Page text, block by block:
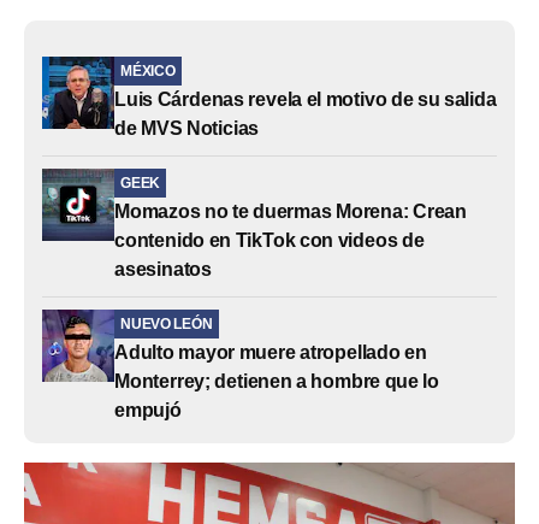
MÉXICO
Luis Cárdenas revela el motivo de su salida
de MVS Noticias
GEEK
Momazos no te duermas Morena: Crean
contenido en TikTok con videos de
asesinatos
NUEVO LEÓN
Adulto mayor muere atropellado en
Monterrey; detienen a hombre que lo
empujó